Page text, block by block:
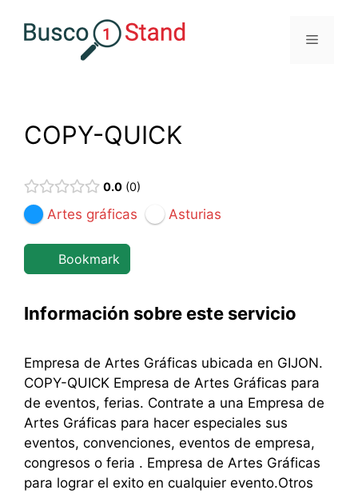
Menú
COPY-QUICK
0.0 0
Artes gráficas Asturias
Bookmark
Información sobre este servicio
Empresa de Artes Gráficas ubicada en GIJON.
COPY-QUICK Empresa de Artes Gráficas para
de eventos, ferias. Contrate a una Empresa de
Artes Gráficas para hacer especiales sus
eventos, convenciones, eventos de empresa,
congresos o feria . Empresa de Artes Gráficas
para lograr el exito en cualquier evento.Otros